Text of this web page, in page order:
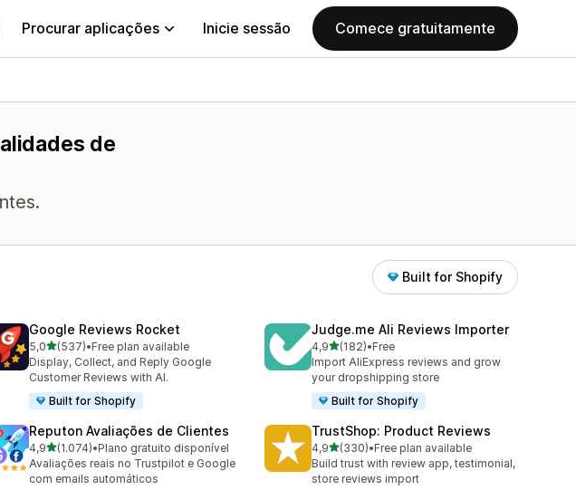
Procurar aplicações Inicie sessão Comece gratuitamente
de
Built for Shopify
Google Reviews Rocket
5,0de 5 estrelas
(537)
537 total de avaliações
•Free plan available
Display, Collect, and Reply Google
Customer Reviews with AI.
Built for Shopify
Judge.me Ali Reviews Importer
4,9de 5 estrelas
(182)
182 total de avaliações
•Free
Import AliExpress reviews and grow
your dropshipping store
Built for Shopify
Reputon Avaliações de Clientes
4,9de 5 estrelas
(1.074)
1074 total de avaliações
•Plano gratuito disponível
Avaliações reais no Trustpilot e Google
com emails automáticos
TrustShop: Product Reviews
4,9de 5 estrelas
(330)
330 total de avaliações
•Free plan available
Build trust with review app, testimonial,
store reviews import